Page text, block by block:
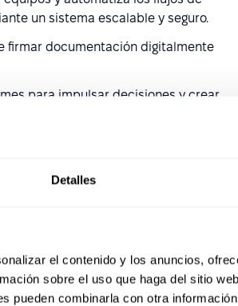
Detalles
el contenido y los anuncios,
sobre el uso que haga del sitio
pueden combinarla con otra
un sistema escalable y seguro.
firmar documentación digitalmente
para impulsar decisiones y crear
el software de nómina DATEV,
opciones